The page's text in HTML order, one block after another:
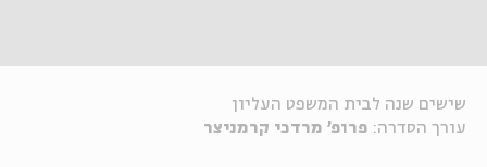
שישים שנה לבית המשפט העליון
עורך הסדרה: פרופ' מרדכי קרמניצר